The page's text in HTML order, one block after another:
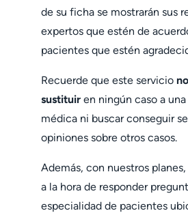
de su ficha se mostrarán sus
expertos que estén de
pacientes que estén
Recuerde que este servicio
sustituir en ningún caso a
médica ni buscar conseguir
opiniones sobre otros casos.
Además, con nuestros
a la hora de responder
especialidad de pacientes